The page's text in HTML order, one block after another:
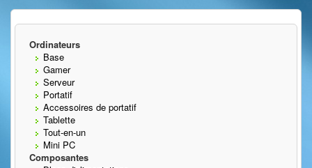
Ordinateurs
Base
Gamer
Serveur
Portatif
Accessoires de portatif
Tablette
Tout-en-un
Mini PC
Composantes